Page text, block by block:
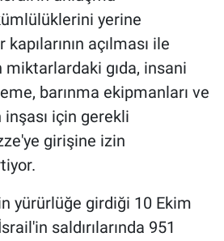
yerine
açılması ile
miktarlardaki gıda, insani
barınma ekipmanları ve
inşası için gerekli
girişine izin
yürürlüğe girdiği 10 Ekim
saldırılarında 951